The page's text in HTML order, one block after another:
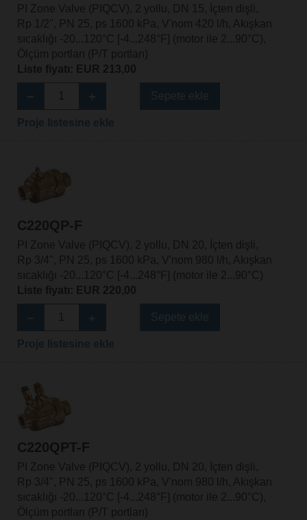
PI Zone Valve (PIQCV), 2 yollu, DN 15, İçten dişli,
Rp 1/2", PN 25, ps 1600 kPa, V'nom 420 l/h, Akışkan
sıcaklığı -20...120°C [-4...248°F] (motor ile 2...90°C),
Ölçüm portları (P/T portları)
Liste fiyatı: EUR 213,00
C220QP-F
PI Zone Valve (PIQCV), 2 yollu, DN 20, İçten dişli,
Rp 3/4", PN 25, ps 1600 kPa, V'nom 980 l/h, Akışkan
sıcaklığı -20...120°C [-4...248°F] (motor ile 2...90°C)
Liste fiyatı: EUR 220,00
C220QPT-F
PI Zone Valve (PIQCV), 2 yollu, DN 20, İçten dişli,
Rp 3/4", PN 25, ps 1600 kPa, V'nom 980 l/h, Akışkan
sıcaklığı -20...120°C [-4...248°F] (motor ile 2...90°C),
Ölçüm portları (P/T portları)